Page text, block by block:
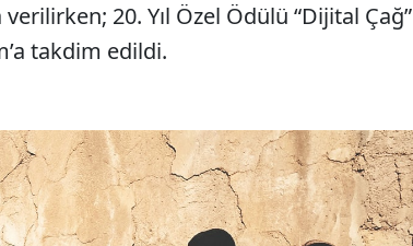
verilirken; 20. Yıl Özel Ödülü “Dijital Çağ”
takdim edildi.